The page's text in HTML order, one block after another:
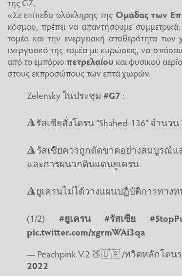
της G7.
«Σε επίπεδο ολόκληρης της Ομάδας των
κόσμου, πρέπει να απαντήσουμε συμμετρικά:
τομέα και την ενεργειακή σταθερότητα
ενεργειακό της τομέα με κυρώσεις, να
από το εμπόριοπετρελαίου και φυσικού
στους εκπροσώπους των επτά χωρών.
Zelensky ในประชุม #G7 :
🔺รัสเซียสั่งโดรน “Shahed-136” จำน
🔺รัสเซียควรถูกตัดขาดอย่างสมบูรณ์แ
และการผนวกดินแดนยูเครน
🔺ยูเครนไม่ได้วางแผนปฏิบัติการทางท
(1/2) #ยูเครน #รัสเซีย
pic.twitter.com/xgrmWAi3qa
— Peachpink V.2 🍑🇺🇦 /ทวิตหลักโดนร
2022